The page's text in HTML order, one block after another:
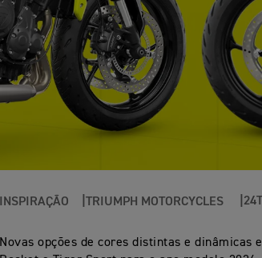
INSPIRAÇÃO TRIUMPH MOTORCYCLES
Novas opções de cores distintas e dinâmicas